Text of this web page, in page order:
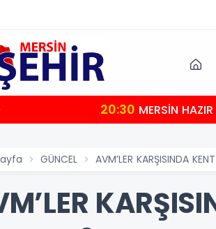
20:30 MERSİN
GÜNCEL AVM’LER KARŞISINDA